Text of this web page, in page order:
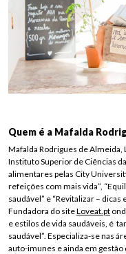
Quem é a Mafalda
Mafalda Rodrigues de Almeida,
Instituto Superior de Ciências
alimentares pelas City
refeições com mais vida”,
saudável” e “Revitalizar –
Fundadora do siteLoveat.pt
e estilos de vida saudáveis, é
saudável”. Especializa-se nas
auto-imunes e ainda em gestão